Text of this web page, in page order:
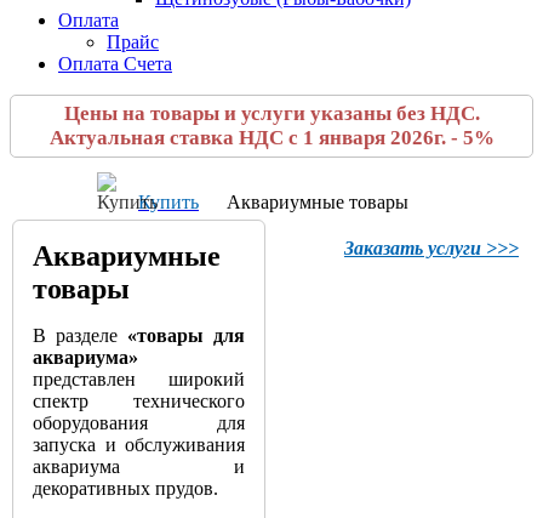
Оплата
Прайс
Оплата Счета
Цены на товары и услуги указаны без НДС.
Актуальная ставка НДС с 1 января 2026г. - 5%
Купить Аквариумные товары
Заказать услуги >>>
Аквариумные
товары
В разделе «товары для
аквариума»
представлен широкий
спектр технического
оборудования для
запуска и обслуживания
аквариума и
декоративных прудов.